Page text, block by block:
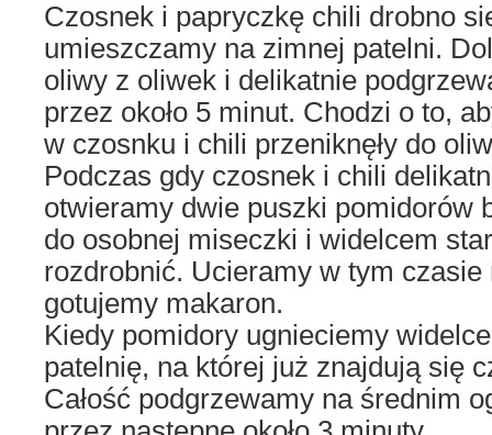
Czosnek i papryczkę chili drobno
umieszczamy na zimnej patelni.
oliwy z oliwek i delikatnie
przez około 5 minut. Chodzi o to,
w czosnku i chili przeniknęły do
Podczas gdy czosnek i chili
otwieramy dwie puszki pomidorów
do osobnej miseczki i widelcem
rozdrobnić. Ucieramy w tym czasie
gotujemy makaron.
Kiedy pomidory ugnieciemy
patelnię, na której już znajdują się
Całość podgrzewamy na średnim